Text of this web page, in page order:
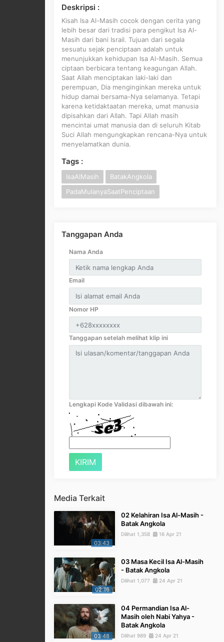
Deskripsi :
Kisah Isa Al-Masih cocok dengan cerita yang
lebih besar dari tradisi para pengikut Isa Al-
Masih dari bani Israil. Tujuan dari segala
sesuatu sejak penciptaan adalah untuk
menunjukkan kehidupan Isa Al-Masih. Semua
ciptaan berbicara tentang keagungan Allah.
Saat Allah menciptakan laki-laki dan
perempuan, Dia menginginkan mereka untuk
hidup damai bersama-Nya selamanya. Tetapi
karena ketidaktaatan mereka, umat manusia
dipisahkan dari Allah. Tapi Allah masih
mencintai umat manusia dan di seluruh Kitab
Suci Allah mengungkapkan rencana-Nya untuk
menyelamatkan dunia.
Tags :
IsaAlMasih
BatakAngkola
PadaMulanyaSaatPenciptaan
Tanggapan Anda
Nama Anda
Email
Nomor HP
Tanggapan setelah melihat klip ini
Lengkapi Kode Validasi dibawah ini:
Media Terkait
03:43
02 Kelahiran Isa Al-Masih -
Batak Angkola
Dilihat 1,358 16 Apr 21
02:16
03 Masa Kecil Isa Al-Masih
- Batak Angkola
Dilihat 1,077 24 Apr 21
03:48
04 Permandian Isa Al-
Masih oleh Nabi Yahya -
Batak Angkola
Dilihat 989 24 Apr 21